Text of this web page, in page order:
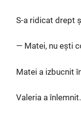
S-a ridicat drept
— Matei, nu ești
Matei a izbucnit
Valeria a înlemnit.